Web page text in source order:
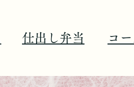
仕出し弁当 コ